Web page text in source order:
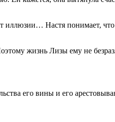
Настя понимает, что
жизнь Лизы ему не
его вины и его